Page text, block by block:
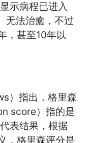
示病程已进入
无法治癒，不过
，甚至10年以
）指出，格里森
score）指的是
表结果，根据
，格里森评分是